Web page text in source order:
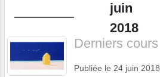
juin
2018
Derniers cours
Publiée le 24 juin 2018